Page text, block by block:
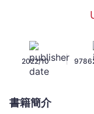
賭
2022/10 |
書籍簡介